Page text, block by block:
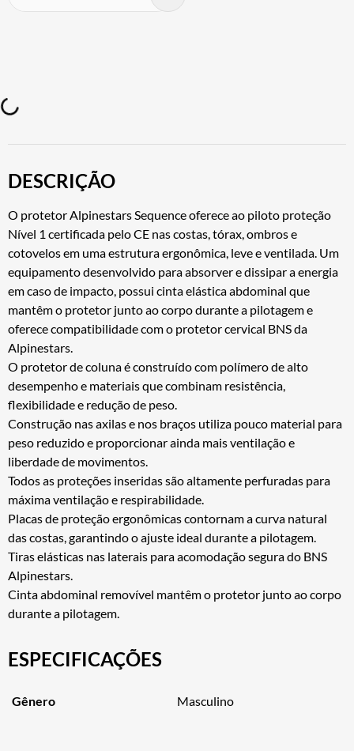
DESCRIÇÃO
O protetor Alpinestars Sequence oferece ao piloto proteção
Nível 1 certificada pelo CE nas costas, tórax, ombros e
cotovelos em uma estrutura ergonômica, leve e ventilada. Um
equipamento desenvolvido para absorver e dissipar a energia
em caso de impacto, possui cinta elástica abdominal que
mantêm o protetor junto ao corpo durante a pilotagem e
oferece compatibilidade com o protetor cervical BNS da
Alpinestars.
O protetor de coluna é construído com polímero de alto
desempenho e materiais que combinam resistência,
flexibilidade e redução de peso.
Construção nas axilas e nos braços utiliza pouco material para
peso reduzido e proporcionar ainda mais ventilação e
liberdade de movimentos.
Todos as proteções inseridas são altamente perfuradas para
máxima ventilação e respirabilidade.
Placas de proteção ergonômicas contornam a curva natural
das costas, garantindo o ajuste ideal durante a pilotagem.
Tiras elásticas nas laterais para acomodação segura do BNS
Alpinestars.
Cinta abdominal removível mantêm o protetor junto ao corpo
durante a pilotagem.
ESPECIFICAÇÕES
Gênero Masculino